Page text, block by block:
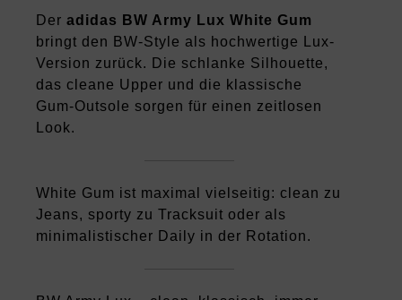
Deradidas BW Army Lux White Gum
bringt den BW-Style als hochwertige Lux-
Version zurück. Die schlanke Silhouette,
das cleane Upper und die klassische
Gum-Outsole sorgen für einen zeitlosen
Look.
White Gum ist maximal vielseitig: clean zu
Jeans, sporty zu Tracksuit oder als
minimalistischer Daily in der Rotation.